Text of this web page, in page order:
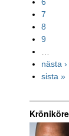
6
7
8
9
…
nästa ›
sista »